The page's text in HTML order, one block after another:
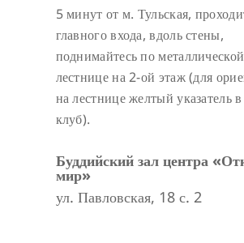
5 минут от м. Тульская,
главного входа, вдоль стены,
поднимайтесь по металлической
лестнице на 2-ой этаж (для
на лестнице желтый указатель
клуб).
Буддийский зал центра
мир»
ул. Павловская, 18 с. 2